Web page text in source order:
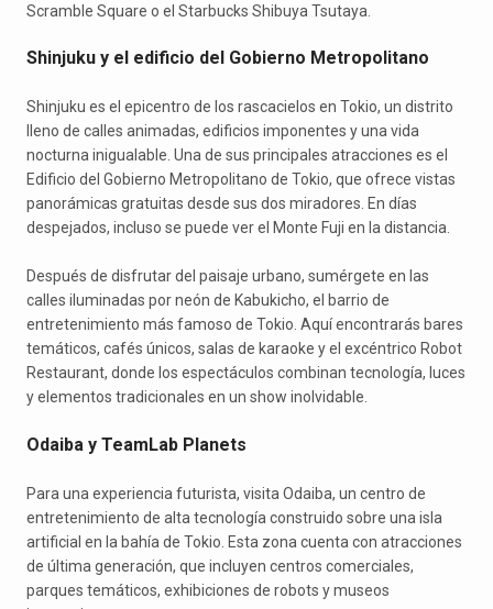
Scramble Square o el Starbucks Shibuya Tsutaya.
Shinjuku y el edificio del Gobierno Metropolitano
Shinjuku es el epicentro de los rascacielos en Tokio, un distrito
lleno de calles animadas, edificios imponentes y una vida
nocturna inigualable. Una de sus principales atracciones es el
Edificio del Gobierno Metropolitano de Tokio, que ofrece vistas
panorámicas gratuitas desde sus dos miradores. En días
despejados, incluso se puede ver el Monte Fuji en la distancia.
Después de disfrutar del paisaje urbano, sumérgete en las
calles iluminadas por neón de Kabukicho, el barrio de
entretenimiento más famoso de Tokio. Aquí encontrarás bares
temáticos, cafés únicos, salas de karaoke y el excéntrico Robot
Restaurant, donde los espectáculos combinan tecnología, luces
y elementos tradicionales en un show inolvidable.
Odaiba y TeamLab Planets
Para una experiencia futurista, visita Odaiba, un centro de
entretenimiento de alta tecnología construido sobre una isla
artificial en la bahía de Tokio. Esta zona cuenta con atracciones
de última generación, que incluyen centros comerciales,
parques temáticos, exhibiciones de robots y museos